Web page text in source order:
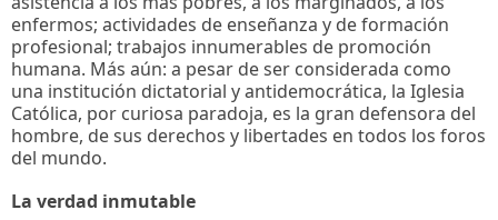
enfermos; actividades de enseñanza y de formación
profesional; trabajos innumerables de promoción
humana. Más aún: a pesar de ser considerada como
una institución dictatorial y antidemocrática, la Iglesia
Católica, por curiosa paradoja, es la gran defensora del
hombre, de sus derechos y libertades en todos los foros
del mundo.
La verdad inmutable